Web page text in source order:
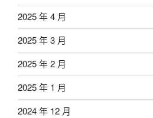
2025 年 4 月
2025 年 3 月
2025 年 2 月
2025 年 1 月
2024 年 12 月